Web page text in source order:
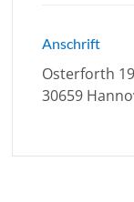
Anschrift
Osterforth 19
30659